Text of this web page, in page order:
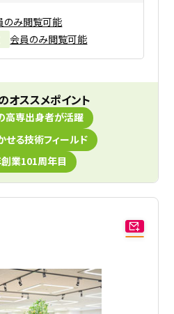
のみ閲覧可能
会員のみ閲覧可能
オススメポイント
高専出身者が活躍
せる技術フィールド
業101周年目